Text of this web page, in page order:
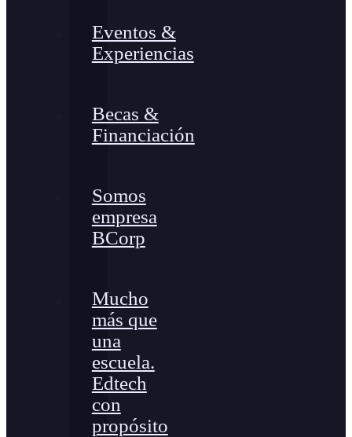
Eventos &
Experiencias
Becas &
Financiación
Somos
empresa
BCorp
Mucho
más que
una
escuela.
Edtech
con
propósito